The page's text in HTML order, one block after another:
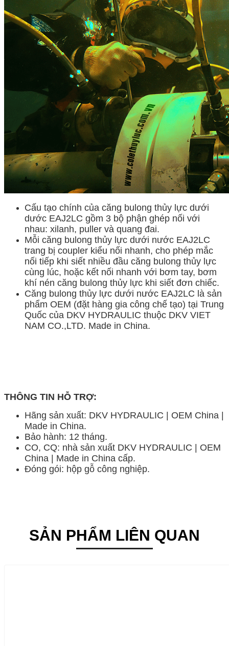
Cấu tạo chính của căng bulong thủy lực dưới
dước EAJ2LC gồm 3 bộ phận ghép nối với
nhau: xilanh, puller và quang đai.
Mỗi căng bulong thủy lực dưới nước EAJ2LC
trang bị coupler kiểu nối nhanh, cho phép mắc
nối tiếp khi siết nhiều đầu căng bulong thủy lực
cùng lúc, hoặc kết nối nhanh với bơm tay, bơm
khí nén căng bulong thủy lực khi siết đơn chiếc.
Căng bulong thủy lực dưới nước EAJ2LC là sản
phẩm OEM (đặt hàng gia công chế tạo) tại Trung
Quốc của DKV HYDRAULIC thuộc DKV VIET
NAM CO.,LTD. Made in China.
THÔNG TIN HỖ TRỢ:
Hãng sản xuất: DKV HYDRAULIC | OEM China |
Made in China.
Bảo hành: 12 tháng.
CO, CQ: nhà sản xuất DKV HYDRAULIC | OEM
China | Made in China cấp.
Đóng gói: hộp gỗ công nghiệp.
SẢN PHẨM LIÊN QUAN